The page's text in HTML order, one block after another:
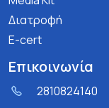
Διατροφή
E-cert
Επικοινωνία
2810824140